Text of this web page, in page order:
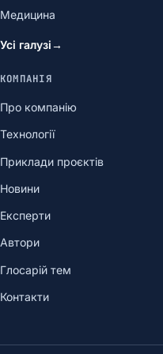
Медицина
Усі галузі→
КОМПАНІЯ
Про компанію
Технології
Приклади проєктів
Новини
Експерти
Автори
Глосарій тем
Контакти